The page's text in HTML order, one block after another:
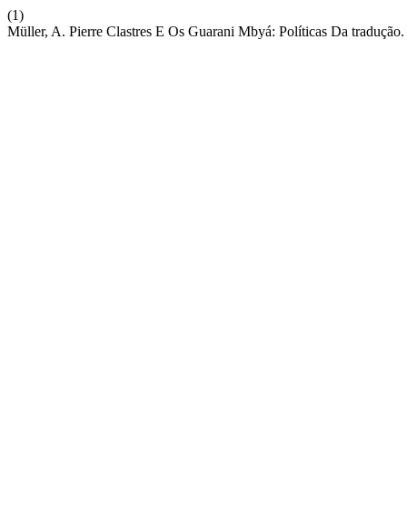
(1)
Müller, A. Pierre Clastres E Os Guarani Mbyá: Políticas Da tradução.